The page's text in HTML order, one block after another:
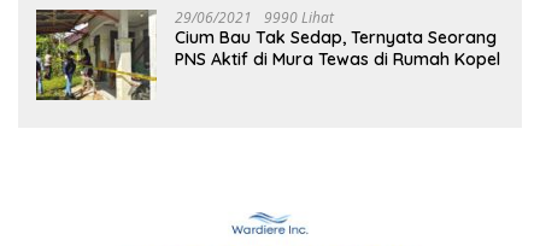
29/06/2021 9990 Lihat
Cium Bau Tak Sedap, Ternyata Seorang
PNS Aktif di Mura Tewas di Rumah Kopel